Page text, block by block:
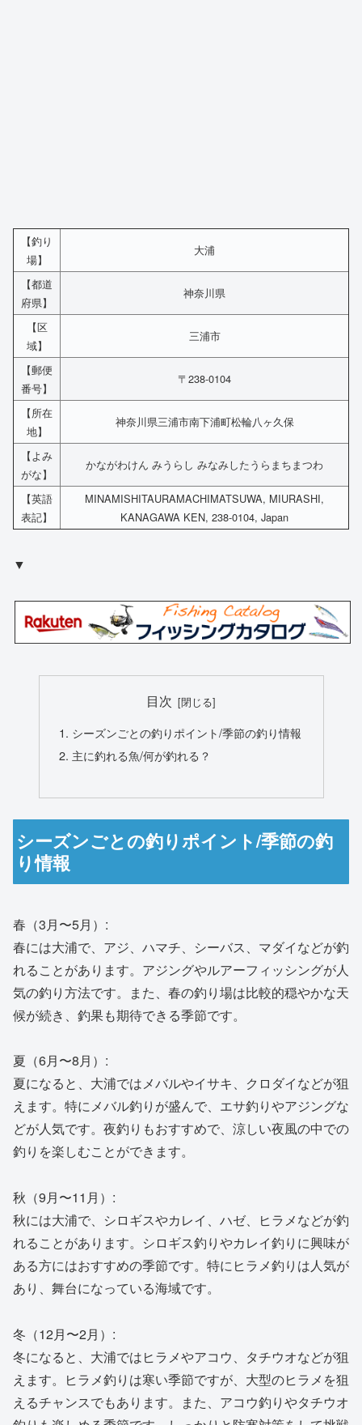
【釣り
場】
大浦
【都道
府県】
神奈川県
【区
域】
三浦市
【郵便
番号】
〒238-0104
【所在
地】
神奈川県三浦市南下浦町松輪八ヶ久保
【よみ
がな】
かながわけん みうらし みなみしたうらまちまつわ
【英語
表記】
MINAMISHITAURAMACHIMATSUWA, MIURASHI,
KANAGAWA KEN, 238-0104, Japan
▼
目次
シーズンごとの釣りポイント/季節の釣り情報
主に釣れる魚/何が釣れる？
シーズンごとの釣りポイント/季節の釣
り情報
春（3月〜5月）:
春には大浦で、アジ、ハマチ、シーバス、マダイなどが釣
れることがあります。アジングやルアーフィッシングが人
気の釣り方法です。また、春の釣り場は比較的穏やかな天
候が続き、釣果も期待できる季節です。
夏（6月〜8月）:
夏になると、大浦ではメバルやイサキ、クロダイなどが狙
えます。特にメバル釣りが盛んで、エサ釣りやアジングな
どが人気です。夜釣りもおすすめで、涼しい夜風の中での
釣りを楽しむことができます。
秋（9月〜11月）:
秋には大浦で、シロギスやカレイ、ハゼ、ヒラメなどが釣
れることがあります。シロギス釣りやカレイ釣りに興味が
ある方にはおすすめの季節です。特にヒラメ釣りは人気が
あり、舞台になっている海域です。
冬（12月〜2月）:
冬になると、大浦ではヒラメやアコウ、タチウオなどが狙
えます。ヒラメ釣りは寒い季節ですが、大型のヒラメを狙
えるチャンスでもあります。また、アコウ釣りやタチウオ